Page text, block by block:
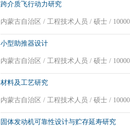
跨介质飞行动力研究
内蒙古自治区 / 工程技术人员 / 硕士 /
小型助推器设计
内蒙古自治区 / 工程技术人员 / 硕士 /
材料及工艺研究
内蒙古自治区 / 工程技术人员 / 硕士 /
固体发动机可靠性设计与贮存延寿研究